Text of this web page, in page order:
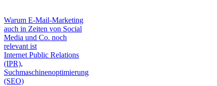
Warum E-Mail-Marketing
auch in Zeiten von Social
Media und Co. noch
relevant ist
Internet Public Relations
(IPR),
Suchmaschinenoptimierung
(SEO)